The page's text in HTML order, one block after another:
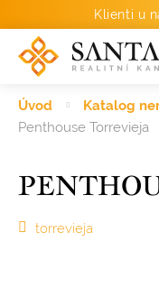
Klienti u
Úvod Katalog
Penthouse Torrevieja
torrevieja